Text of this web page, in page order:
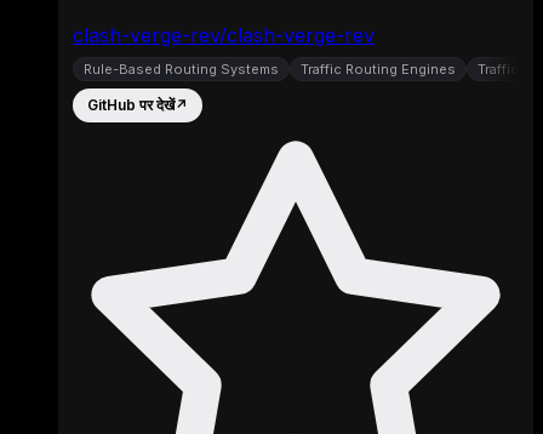
clash-verge-rev/clash-verge-rev
Rule-Based Routing Systems Traffic Routing Engines Traffic
GitHub पर देखें↗